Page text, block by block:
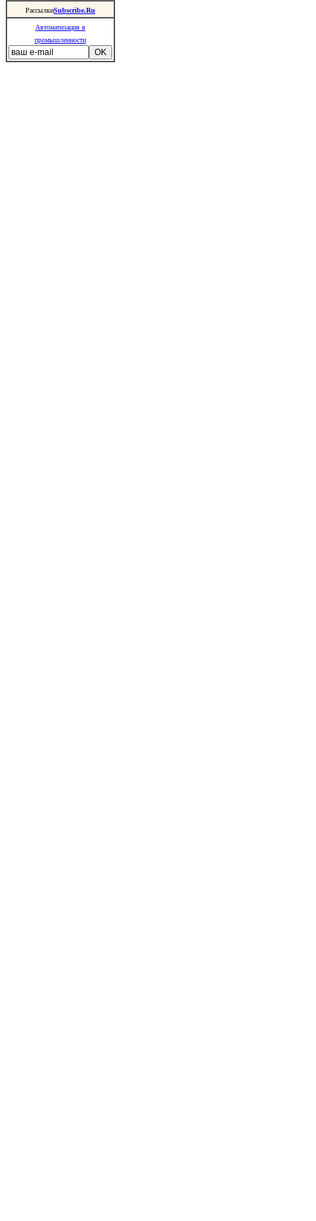
РассылкиSubscribe.Ru
Автоматизация в
промышленности